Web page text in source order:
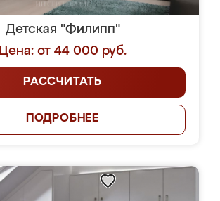
Детская "Филипп"
Цена: от 44 000 руб.
РАССЧИТАТЬ
ПОДРОБНЕЕ